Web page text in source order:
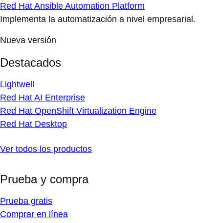
Red Hat Ansible Automation Platform
Implementa la automatización a nivel empresarial.
Nueva versión
Destacados
Lightwell
Red Hat AI Enterprise
Red Hat OpenShift Virtualization Engine
Red Hat Desktop
Ver todos los productos
Prueba y compra
Prueba gratis
Comprar en línea